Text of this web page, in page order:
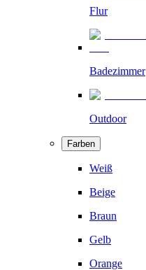
Flur
Badezimmer
Outdoor
Farben
Weiß
Beige
Braun
Gelb
Orange